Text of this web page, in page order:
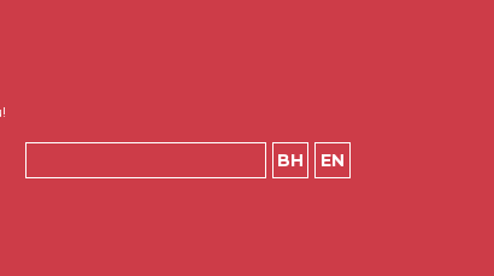
BH EN